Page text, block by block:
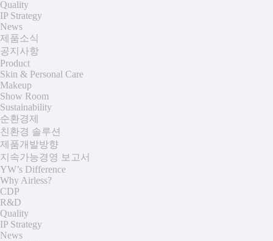
Quality
IP Strategy
News
제품소식
공지사항
Product
Skin & Personal Care
Makeup
Show Room
Sustainability
순환경제
친환경 솔루션
제품개발방향
지속가능경영 보고서
YW’s Difference
Why Airless?
CDP
R&D
Quality
IP Strategy
News